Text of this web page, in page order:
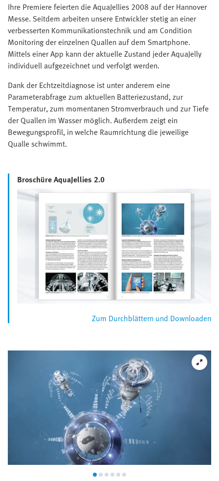
Ihre Premiere feierten die AquaJellies 2008 auf der Hannover
Messe. Seitdem arbeiten unsere Entwickler stetig an einer
verbesserten Kommunikationstechnik und am Condition
Monitoring der einzelnen Quallen auf dem Smartphone.
Mittels einer App kann der aktuelle Zustand jeder AquaJelly
individuell aufgezeichnet und verfolgt werden.
Dank der Echtzeitdiagnose ist unter anderem eine
Parameterabfrage zum aktuellen Batteriezustand, zur
Temperatur, zum momentanen Stromverbrauch und zur Tiefe
der Quallen im Wasser möglich. Außerdem zeigt ein
Bewegungsprofil, in welche Raumrichtung die jeweilige
Qualle schwimmt.
Broschüre AquaJellies 2.0
Zum Durchblättern und Downloaden